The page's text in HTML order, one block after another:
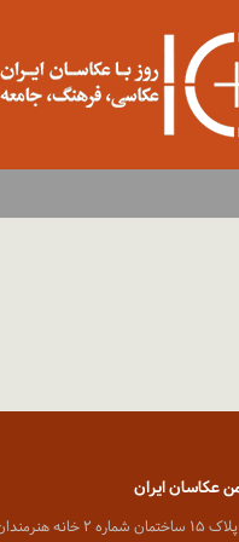
عکاسان ایران
واحد ۸